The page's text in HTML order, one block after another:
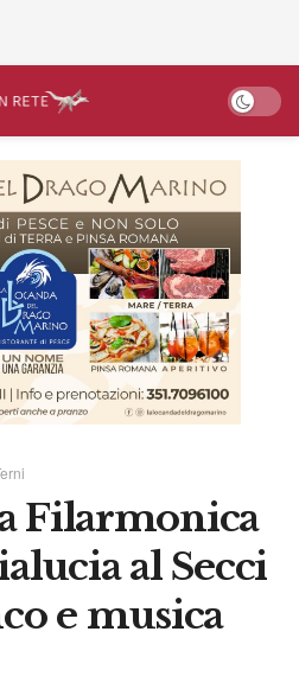
Filarmonica
al Secci
e musica